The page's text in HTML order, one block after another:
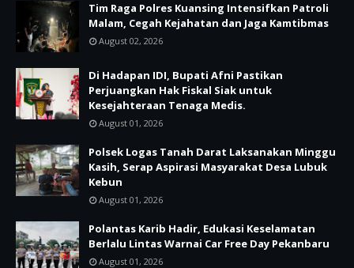
Tim Raga Polres Kuansing Intensifkan Patroli
Malam, Cegah Kejahatan dan Jaga Kamtibmas
August 02, 2026
Di Hadapan IDI, Bupati Afni Pastikan
Perjuangkan Hak Fiskal Siak untuk
Kesejahteraan Tenaga Medis.
August 01, 2026
Polsek Logas Tanah Darat Laksanakan Minggu
Kasih, Serap Aspirasi Masyarakat Desa Lubuk
Kebun
August 01, 2026
Polantas Karib Hadir, Edukasi Keselamatan
Berlalu Lintas Warnai Car Free Day Pekanbaru
August 01, 2026